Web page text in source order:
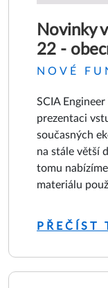
Novinky
22 -
NOVÉ
SCIA
prezentaci
současných
na stále větší
tomu
materiálu
PŘEČÍST